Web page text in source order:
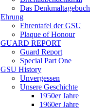
Das Denkmaltagebuch
Ehrung
Ehrentafel der GSU
Plaque of Honour
GUARD REPORT
Guard Report
Special Part One
GSU History
Unvergessen
Unsere Geschichte
1950er Jahre
1960er Jahre